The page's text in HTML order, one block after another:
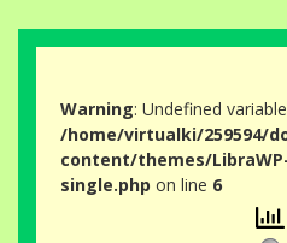
Warning: Undefined
/home/virtualki/259594/
content/themes/
single.php on line 6